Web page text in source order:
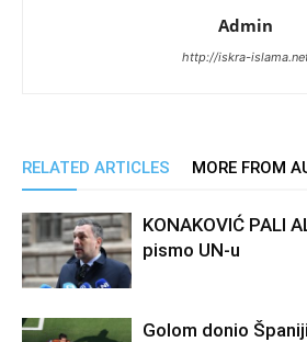
Admin
http://iskra-
RELATED ARTICLES MORE FROM
KONAKOVIĆ PALI
pismo UN-u
Golom donio